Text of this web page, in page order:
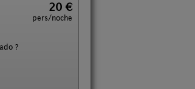
20 €
pers/noche
?